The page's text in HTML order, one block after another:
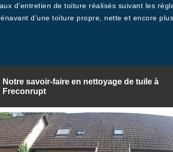
d’entretien de toiture réalisés suivant les
d’une toiture propre, nette et encore
Notre savoir-faire en nettoyage de tuile à
Freconrupt